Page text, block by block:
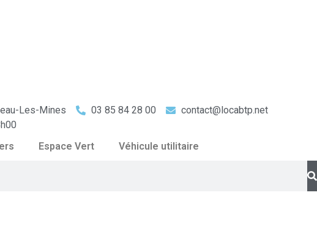
Les-Mines 03 85 84 28 00
contact@locabtp.net
Espace Vert Véhicule utilitaire